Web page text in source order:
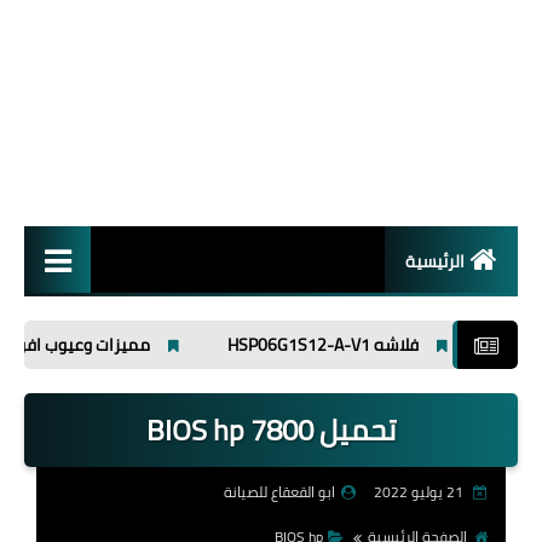
الرئيسية
انظمة تشغيل
برامج
اسلاميات
فلاشه HSP06G1S12-A-V1 مميزات وعيوب افوميتر ut89x
تحميل BIOS hp 7800
ابو القعقاع للصيانة